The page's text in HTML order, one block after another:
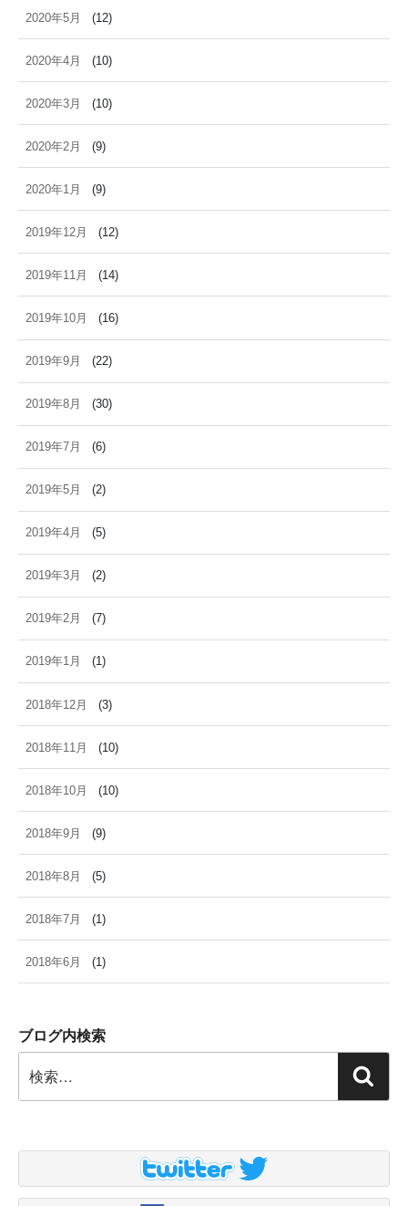
2020年5月 (12)
2020年4月 (10)
2020年3月 (10)
2020年2月 (9)
2020年1月 (9)
2019年12月 (12)
2019年11月 (14)
2019年10月 (16)
2019年9月 (22)
2019年8月 (30)
2019年7月 (6)
2019年5月 (2)
2019年4月 (5)
2019年3月 (2)
2019年2月 (7)
2019年1月 (1)
2018年12月 (3)
2018年11月 (10)
2018年10月 (10)
2018年9月 (9)
2018年8月 (5)
2018年7月 (1)
2018年6月 (1)
ブログ内検索
索